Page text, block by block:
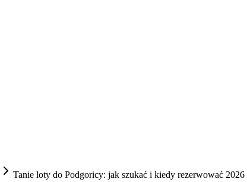
Tanie loty do Podgoricy: jak szukać i kiedy rezerwować 2026